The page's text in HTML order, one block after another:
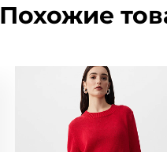
Похожие